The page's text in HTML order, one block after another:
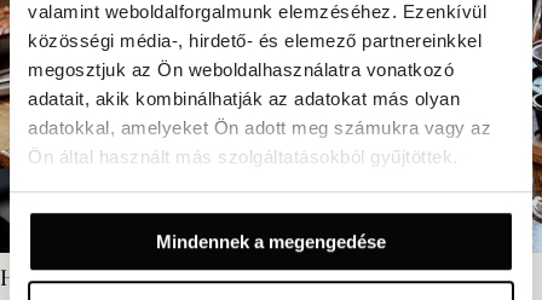
valamint weboldalforgalmunk elemzéséhez. Ezenkívül
közösségi média-, hirdető- és elemező partnereinkkel
megosztjuk az Ön weboldalhasználatra vonatkozó
adatait, akik kombinálhatják az adatokat más olyan
adatokkal, amelyeket Ön adott meg számukra vagy az
Ön által használt más szolgáltatásokból gyűjtöttek.
Mindennek a megengedése
Helyi különlegességek